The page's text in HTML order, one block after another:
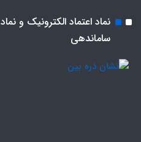
نماد اعتماد الکترونیک و نماد
ساماندهی